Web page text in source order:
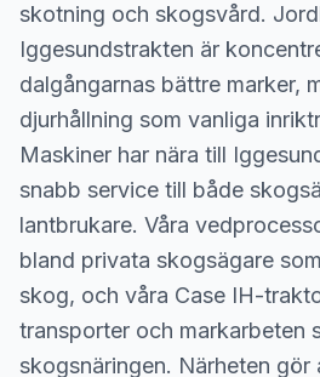
skotning och skogsvård.
Iggesundstrakten är
dalgångarnas bättre marker,
djurhållning som vanliga
Maskiner har nära till
snabb service till både
lantbrukare. Våra
bland privata skogsägare
skog, och våra Case IH-
transporter och markarbeten
skogsnäringen. Närheten gör